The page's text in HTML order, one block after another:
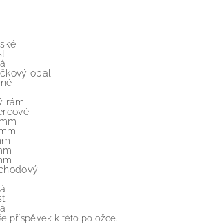
obal
rám
příspěvek k této položce.